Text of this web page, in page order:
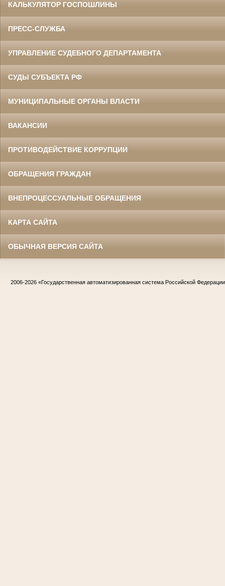
КАЛЬКУЛЯТОР ГОСПОШЛИНЫ
ПРЕСС-СЛУЖБА
УПРАВЛЕНИЕ СУДЕБНОГО ДЕПАРТАМЕНТА
СУДЫ СУБЪЕКТА РФ
МУНИЦИПАЛЬНЫЕ ОРГАНЫ ВЛАСТИ
ВАКАНСИИ
ПРОТИВОДЕЙСТВИЕ КОРРУПЦИИ
ОБРАЩЕНИЯ ГРАЖДАН
ВНЕПРОЦЕССУАЛЬНЫЕ ОБРАЩЕНИЯ
КАРТА САЙТА
ОБЫЧНАЯ ВЕРСИЯ САЙТА
2006-2026 «Государственная автоматизированная система Российской